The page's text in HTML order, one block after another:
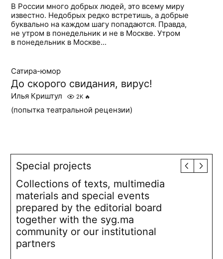
В России много добрых людей, это всему миру
известно. Недобрых редко встретишь, а добрые
буквально на каждом шагу попадаются. Правда,
не утром в понедельник и не в Москве. Утром
в понедельник в Москве...
Сатира-юмор
До скорого свидания, вирус!
Илья Криштул 2K 🔥
(попытка театральной рецензии)
Special projects
Collections of texts, multimedia
materials and special events
prepared by the editorial board
together with the syg.ma
community or our institutional
partners